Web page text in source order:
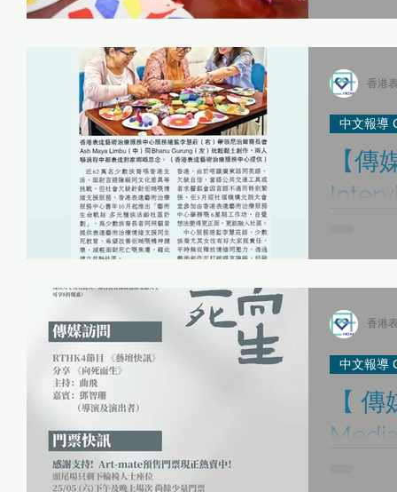
cope
arts】
Thanks
【傳
跡 》 #表達
中文報導
香港
【
中文報導
香港